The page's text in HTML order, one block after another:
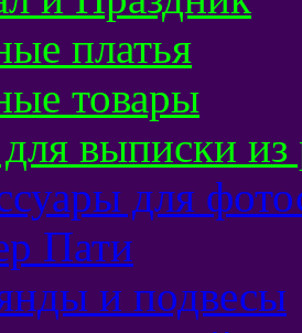
платья
товары
выписки из
для
Пати
и подвесы